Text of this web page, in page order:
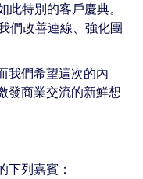
特別的客戶慶典。
們改善連線、強化團
我們希望這次的內
發商業交流的新鮮想
下列嘉賓：